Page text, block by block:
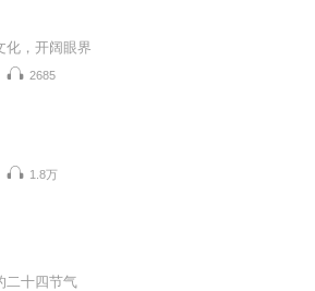
化，开阔眼界
2685
1.8万
二十四节气